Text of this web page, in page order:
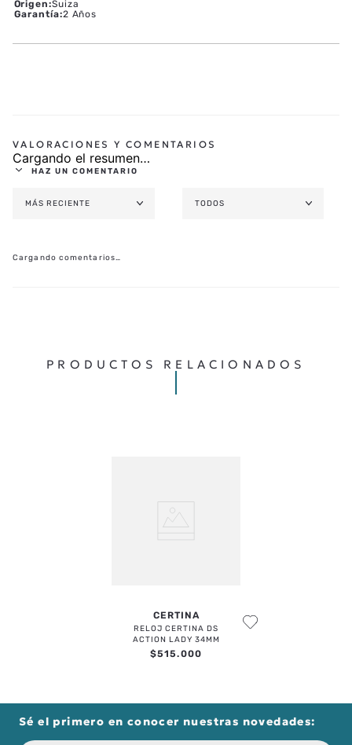
Origen:Suiza
Garantía:2 Años
Cargando el resumen…
HAZ UN COMENTARIO
ENVIAR COMENTARIO
MÁS RECIENTE TODOS
Cargando comentarios…
PRODUCTOS RELACIONADOS
CERTINA
RELOJ CERTINA DS
ACTION LADY 34MM
$515.000
Sé el primero en conocer nuestras novedades: